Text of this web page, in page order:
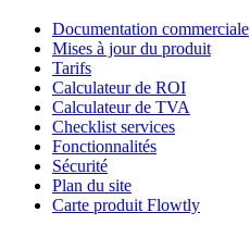
Documentation commerciale
Mises à jour du produit
Tarifs
Calculateur de ROI
Calculateur de TVA
Checklist services
Fonctionnalités
Sécurité
Plan du site
Carte produit Flowtly